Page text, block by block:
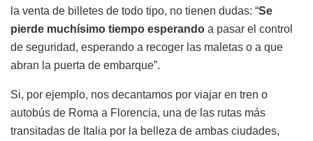
la venta de billetes de todo tipo, no tienen dudas: “Se
pierde muchísimo tiempo esperando a pasar el control
de seguridad, esperando a recoger las maletas o a que
abran la puerta de embarque”.
Si, por ejemplo, nos decantamos por viajar en tren o
autobús de Roma a Florencia, una de las rutas más
transitadas de Italia por la belleza de ambas ciudades,